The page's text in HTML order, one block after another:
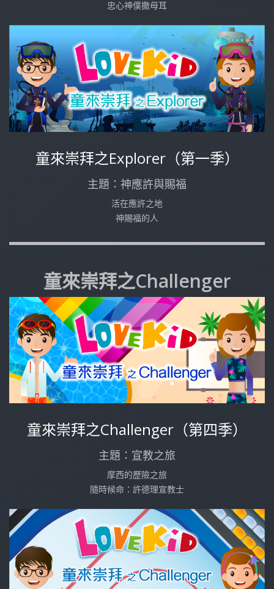
忠心神僕撒母耳
童來崇拜之Explorer（第一季）
主題：神應許與賜福
活在應許之地
神賜福的人
童來崇拜之Challenger
童來崇拜之Challenger（第四季）
主題：宣教之旅
摩西的歷險之旅
隨時候命：許德理宣教士